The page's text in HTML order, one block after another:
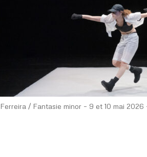
/ Fantasie minor – 9 et 10 mai